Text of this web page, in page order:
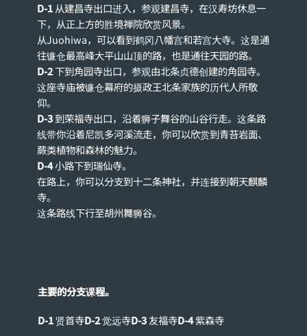
D-1从建昌寺出口进入，参观建昌寺，在汉寿坊休息一
下，从正上方的胜境禅院欣赏风景。
从Juohiwa，可以看到鹤冈八幡宫和若宫大寺。这是通
往镰仓最高峰大平山山顶的路，也是通往天园的路。
D-2下到角园寺出口，参观由北条贞德创建的角园寺。
这座寺庙被镰仓幕府的摄政王北条家族的历代人所敬
仰。
D-3到荣福寺出口，沿着狮子舞谷的山谷行走。这条路
线带你沿着尼凯多河溪流走，你可以欣赏到青苔岩面、
蕨类植物和森林的魅力。
D-4小路下到瑞仙寺。
在路上，你可以分支到十二条神社，并连接到朝天麒麟
寺。
这条路线下行至胡州舞狮谷。
主要的分支课程。
D-1贤首寺D-2觉远寺D-3友福寺D-4紫森寺